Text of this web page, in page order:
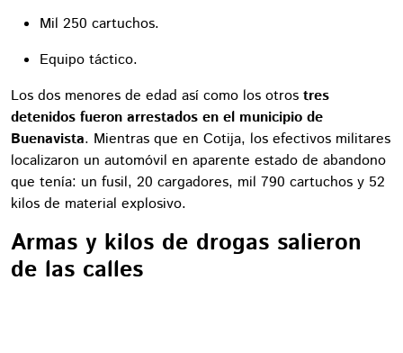
Mil 250 cartuchos.
Equipo táctico.
Los dos menores de edad así como los otros tres
detenidos fueron arrestados en el municipio de
Buenavista. Mientras que en Cotija, los efectivos militares
localizaron un automóvil en aparente estado de abandono
que tenía: un fusil, 20 cargadores, mil 790 cartuchos y 52
kilos de material explosivo.
Armas y kilos de drogas salieron
de las calles